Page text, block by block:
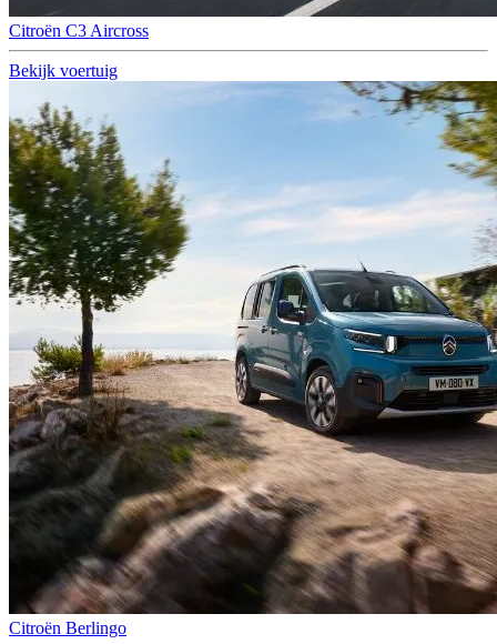
Citroën C3 Aircross
Bekijk voertuig
Citroën Berlingo